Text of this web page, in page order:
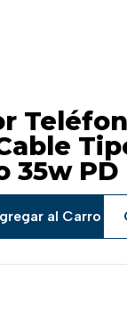
35w PD
al Carro